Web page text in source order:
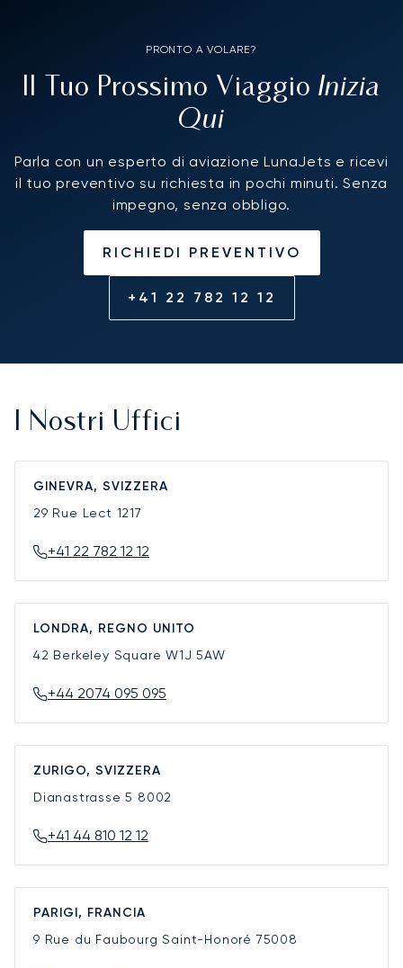
PRONTO A VOLARE?
Il Tuo Prossimo Viaggio Inizia
Qui
Parla con un esperto di aviazione LunaJets e ricevi
il tuo preventivo su richiesta in pochi minuti. Senza
impegno, senza obbligo.
RICHIEDI PREVENTIVO
+41 22 782 12 12
I Nostri Uffici
GINEVRA, SVIZZERA
29 Rue Lect 1217
+41 22 782 12 12
LONDRA, REGNO UNITO
42 Berkeley SquareW1J 5AW
+44 2074 095 095
ZURIGO, SVIZZERA
Dianastrasse 5 8002
+41 44 810 12 12
PARIGI, FRANCIA
9 Rue du Faubourg Saint-Honoré 75008